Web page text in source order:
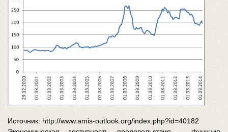
Источник: http://www.amis-outlook.org/index.php?id=40182